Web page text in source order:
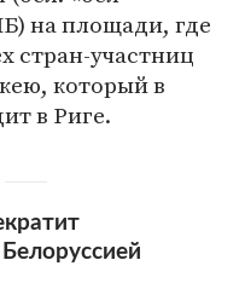
на площади, где
стран-участниц
который в
в Риге.